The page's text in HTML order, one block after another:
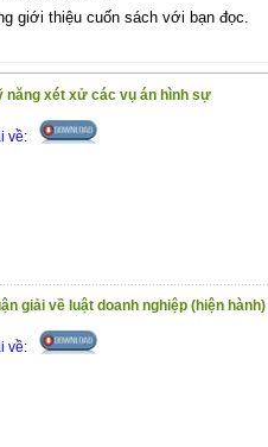
giới thiệu cuốn sách với bạn đọc.
năng xét xử các vụ án hình sự
về:
giải về luật doanh nghiệp (hiện hành)
về: